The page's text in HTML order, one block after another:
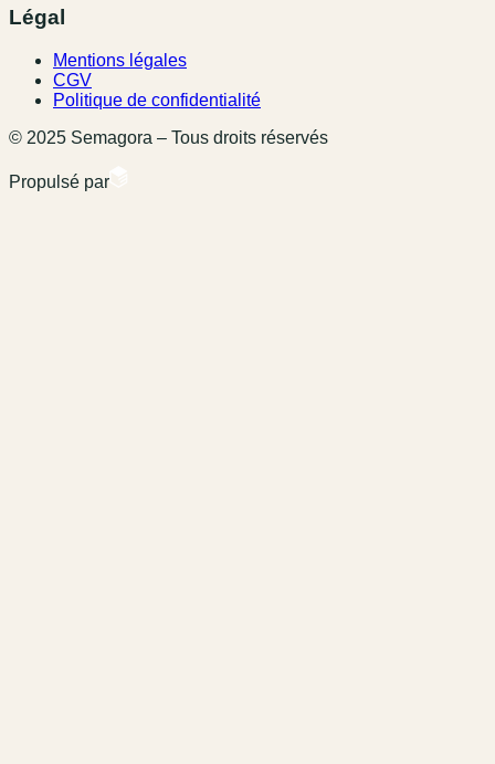
Légal
Mentions légales
CGV
Politique de confidentialité
© 2025 Semagora – Tous droits réservés
Propulsé par